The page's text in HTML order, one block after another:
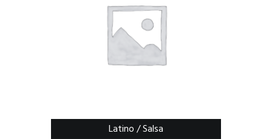
Latino / Salsa